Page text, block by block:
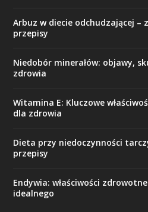
Arbuz w diecie odchudzającej –
przepisy
Niedobór minerałów: objawy,
zdrowia
Witamina E: Kluczowe
dla zdrowia
Dieta przy niedoczynności
przepisy
Endywia: właściwości
idealnego